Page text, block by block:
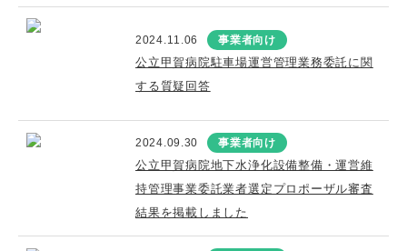
2024.11.06 事業者向け
公立甲賀病院駐車場運営管理業務委託に関
する質疑回答
2024.09.30 事業者向け
公立甲賀病院地下水浄化設備整備・運営維
持管理事業委託業者選定プロポーザル審査
結果を掲載しました